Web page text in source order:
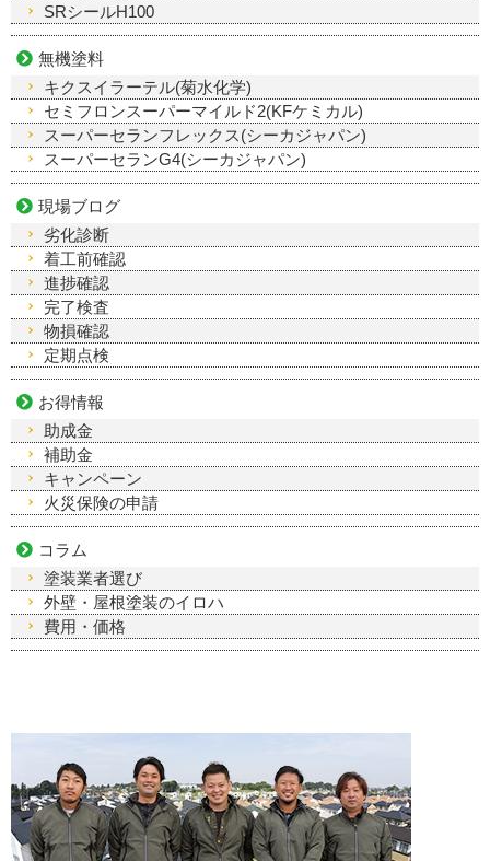
SRシールH100
無機塗料
キクスイラーテル(菊水化学)
セミフロンスーパーマイルド2(KFケミカル)
スーパーセランフレックス(シーカジャパン)
スーパーセランG4(シーカジャパン)
現場ブログ
劣化診断
着工前確認
進捗確認
完了検査
物損確認
定期点検
お得情報
助成金
補助金
キャンペーン
火災保険の申請
コラム
塗装業者選び
外壁・屋根塗装のイロハ
費用・価格